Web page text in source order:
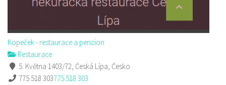
Kopeček - restaurace a penzion
Restaurace
5. Května 1403/72, Česká Lípa, Česko
775 518 303775 518 303